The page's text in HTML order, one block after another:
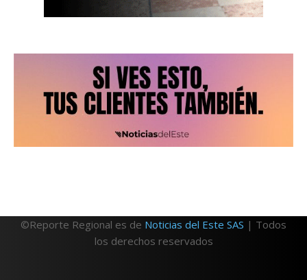
©Reporte Regional es de Noticias del Este SAS | Todos
los derechos reservados